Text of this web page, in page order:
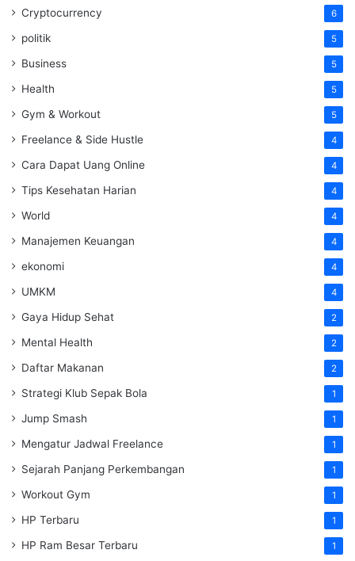
Cryptocurrency 6
politik 5
Business 5
Health 5
Gym & Workout 5
Freelance & Side Hustle 4
Cara Dapat Uang Online 4
Tips Kesehatan Harian 4
World 4
Manajemen Keuangan 4
ekonomi 4
UMKM 4
Gaya Hidup Sehat 2
Mental Health 2
Daftar Makanan 2
Strategi Klub Sepak Bola 1
Jump Smash 1
Mengatur Jadwal Freelance 1
Sejarah Panjang Perkembangan 1
Workout Gym 1
HP Terbaru 1
HP Ram Besar Terbaru 1